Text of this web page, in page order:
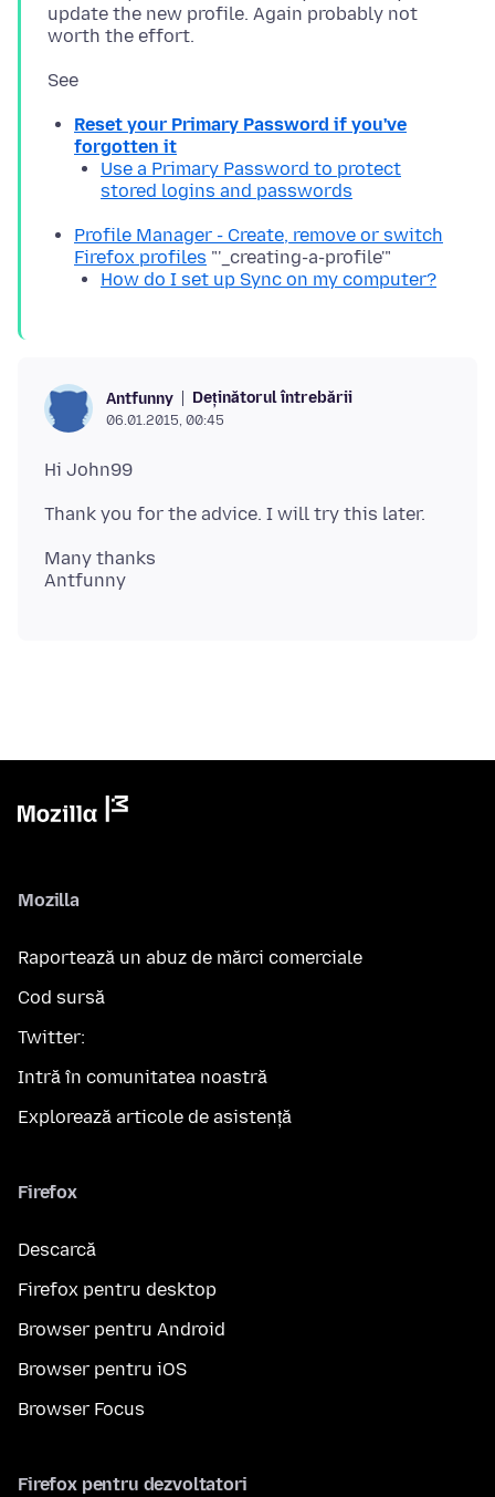
update the new profile. Again probably not
Reset your Primary Password if you've
forgotten it
Use a Primary Password to protect
stored logins and passwords
Profile Manager - Create, remove or switch
Firefox profiles "'_creating-a-profile'"
How do I set up Sync on my computer?
Antfunny Deținătorul întrebării
06.01.2015, 00:45
Many thanks
Mozilla
Raportează un abuz de mărci comerciale
Cod sursă
Twitter:
Intră în comunitatea noastră
Explorează articole de asistență
Firefox
Descarcă
Firefox pentru desktop
Browser pentru Android
Browser pentru iOS
Browser Focus
Firefox pentru dezvoltatori